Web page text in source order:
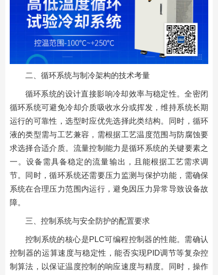
二、循环系统与制冷架构的技术考量
循环系统的设计直接影响冷却效率与稳定性。全密闭
循环系统可避免冷却介质吸收水分或挥发，维持系统长期
运行的可靠性，选型时应优先选择此类结构。同时，循环
液的类型需与工艺兼容，需根据工艺温度范围与防腐蚀要
求选择合适介质。流量控制能力是循环系统的关键要素之
一。设备需具备稳定的流量输出，且能根据工艺需求调
节。同时，循环系统还需要压力监测与保护功能，需确保
系统在合理压力范围内运行，避免因压力异常导致设备故
障。
三、控制系统与安全防护的配置要求
控制系统的核心是PLC可编程控制器的性能。需确认
控制器的运算速度与稳定性，能否实现PID调节等复杂控
制算法，以保证温度控制的响应速度与精度。同时，操作